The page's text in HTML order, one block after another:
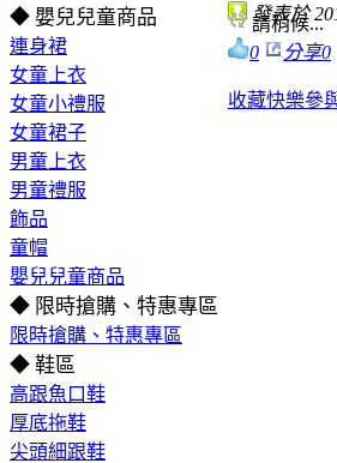
◆ 嬰兒兒童商品
連身裙
女童上衣
女童小禮服
女童裙子
男童上衣
男童禮服
飾品
童帽
嬰兒兒童商品
◆ 限時搶購、特惠專區
限時搶購、特惠專區
◆ 鞋區
高跟魚口鞋
厚底拖鞋
尖頭細跟鞋
發表於
請稍候...
0
分享0
收藏快樂參